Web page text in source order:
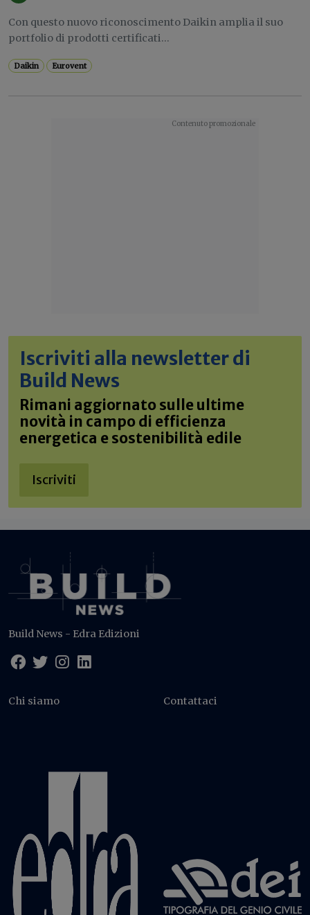
Con questo nuovo riconoscimento Daikin amplia il suo
portfolio di prodotti certificati...
Daikin Eurovent
Iscriviti alla newsletter di
Build News
Rimani aggiornato sulle ultime
novità in campo di efficienza
energetica e sostenibilità edile
Iscriviti
Build News - Edra Edizioni
Chi siamo Contattaci